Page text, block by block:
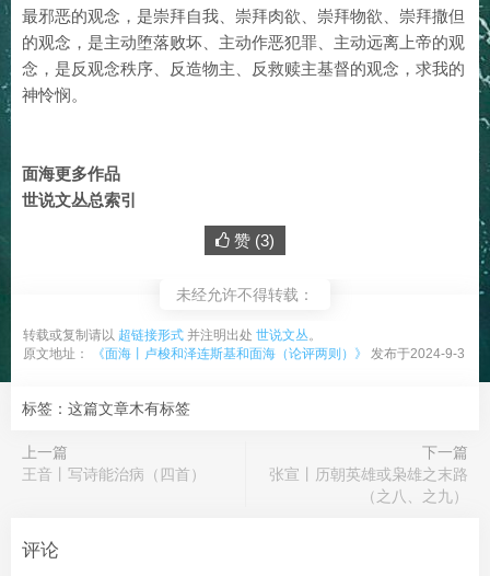
最邪恶的观念，是崇拜自我、崇拜肉欲、崇拜物欲、崇拜撒但
的观念，是主动堕落败坏、主动作恶犯罪、主动远离上帝的观
念，是反观念秩序、反造物主、反救赎主基督的观念，求我的
神怜悯。
面海更多作品
世说文丛总索引
赞 (3)
未经允许不得转载：
转载或复制请以 超链接形式 并注明出处 世说文丛。
原文地址：
《面海丨卢梭和泽连斯基和面海（论评两则）》 发布于2024-9-3
标签：这篇文章木有标签
上一篇
王音丨写诗能治病（四首）
下一篇
张宣丨历朝英雄或枭雄之末路
（之八、之九）
评论